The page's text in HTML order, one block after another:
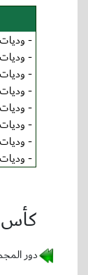
-
-
-
-
-
-
-
-
كأس
دور